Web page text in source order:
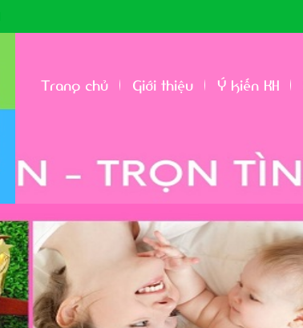
Trang chủ Giới thiệu Ý kiến KH